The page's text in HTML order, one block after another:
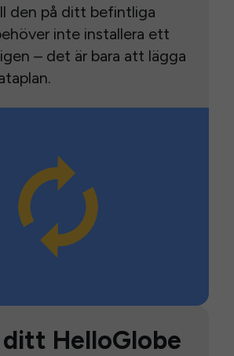
den på ditt befintliga
inte installera ett
– det är bara att lägga
ditt HelloGlobe